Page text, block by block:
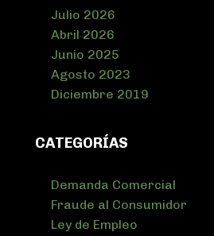
Julio 2026
Abril 2026
Junio 2025
Agosto 2023
Diciembre 2019
CATEGORÍAS
Demanda Comercial
Fraude al Consumidor
Ley de Empleo